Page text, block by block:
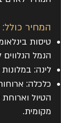
המחיר כולל:
טיסות
הנמל הנלווים
לינה: במלונות 4-5*.
כלכלה:
הטיול
מקומית.